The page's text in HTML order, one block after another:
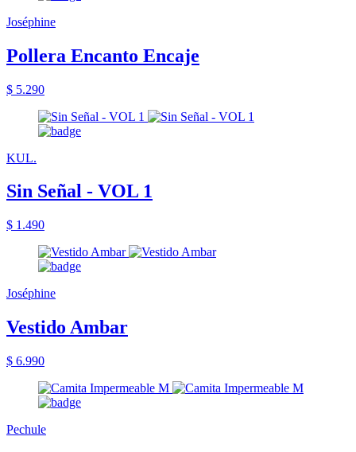
Joséphine
Pollera Encanto Encaje
$ 5.290
KUL.
Sin Señal - VOL 1
$ 1.490
Joséphine
Vestido Ambar
$ 6.990
Pechule